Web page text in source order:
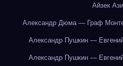
Айзек
Александр Дюма — Граф
Александр Пушкин —
Александр Пушкин —